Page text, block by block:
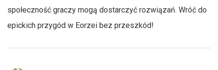
społeczność graczy mogą dostarczyć rozwiązań. Wróć do
epickich przygód w Eorzei bez przeszkód!